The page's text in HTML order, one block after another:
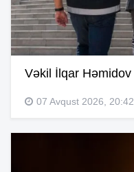
Vəkil İlqar Həmidov
07 Avqust 2026, 20:42